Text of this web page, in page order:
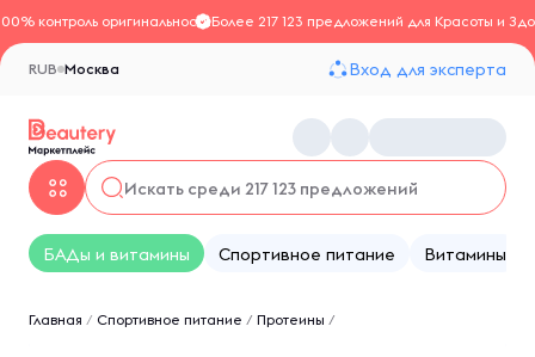
контроль оригинальностиБолее 217 123 предложений для Красоты и
Москва
RUB Вход для эксперта
БАДы и витамины Спортивное питание Витамины
Главная / Спортивное питание / Протеины /